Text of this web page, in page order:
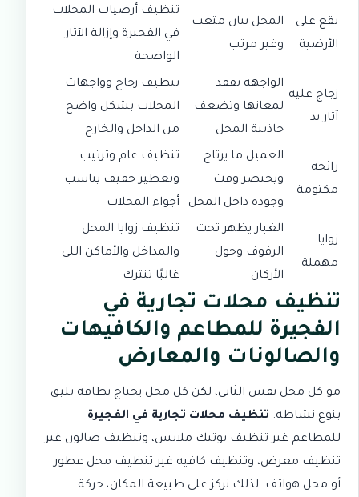
بقع على
الأرضية
المحل يبان متعب
وغير مرتب
تنظيف أرضيات المحلات
في الفجيرة وإزالة الآثار
الواضحة
زجاج عليه
آثار يد
الواجهة تفقد
لمعانها وتضعف
جاذبية المحل
تنظيف زجاج وواجهات
المحلات بشكل واضح
من الداخل والخارج
رائحة
مكتومة
العميل ما يرتاح
ويختصر وقت
وجوده داخل المحل
تنظيف عام وترتيب
وتعطير خفيف يناسب
أجواء المحلات
زوايا
مهملة
الغبار يظهر تحت
الرفوف وحول
الأركان
تنظيف زوايا المحل
والمداخل والأماكن اللي
غالبًا تنترك
تنظيف محلات تجارية في
الفجيرة للمطاعم والكافيهات
والصالونات والمعارض
مو كل محل نفس الثاني، لكن كل محل يحتاج نظافة تليق
بنوع نشاطه. تنظيف محلات تجارية في الفجيرة
للمطاعم غير تنظيف بوتيك ملابس، وتنظيف صالون غير
تنظيف معرض، وتنظيف كافيه غير تنظيف محل عطور
أو محل هواتف. لذلك نركز على طبيعة المكان، حركة